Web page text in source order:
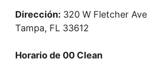
Dirección: 320 W Fletcher Ave
Tampa, FL 33612
Horario de 00 Clean